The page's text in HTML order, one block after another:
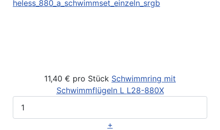
11,40 € pro Stück Schwimmring mit
Schwimmflügeln L L28-880X
+